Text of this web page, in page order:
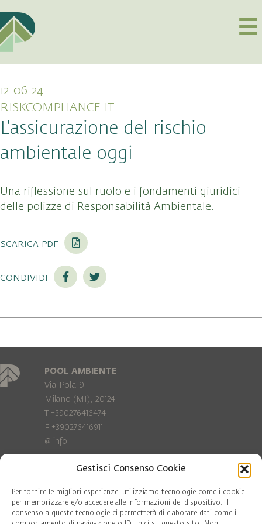
Gestisci Consenso Cookie
Per fornire le migliori esperienze, utilizziamo tecnologie come i cookie
per memorizzare e/o accedere alle informazioni del dispositivo. Il
consenso a queste tecnologie ci permetterà di elaborare dati come il
12.06.24
RISKCOMPLIANCE.IT
L’assicurazione del rischio
ambientale oggi
Una riflessione sul ruolo e i fondamenti giuridici
delle polizze di Responsabilità Ambientale.
scarica pdf
condividi
POOL AMBIENTE
Via Pola 9
Milano (MI), 20124
T +390276416474
F +390276416911
@ info
Privacy Policy
Cookie policy
COD. FISC. 97081560159